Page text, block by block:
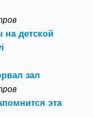
на детской
зал
эта